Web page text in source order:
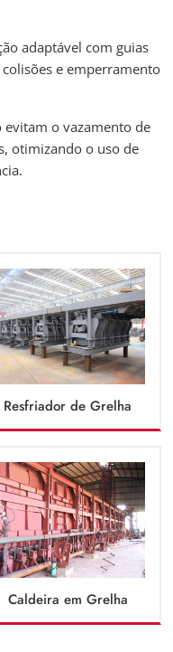
adaptável com guias
e emperramento
evitam o vazamento de
otimizando o uso de
Resfriador de Grelha
Caldeira em Grelha